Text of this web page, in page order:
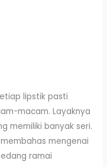
lipstik pasti
macam. Layaknya
memiliki banyak seri.
mengenai
ramai